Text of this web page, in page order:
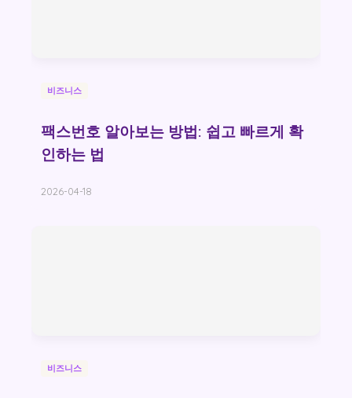
비즈니스
팩스번호 알아보는 방법: 쉽고 빠르게 확
인하는 법
2026-04-18
비즈니스